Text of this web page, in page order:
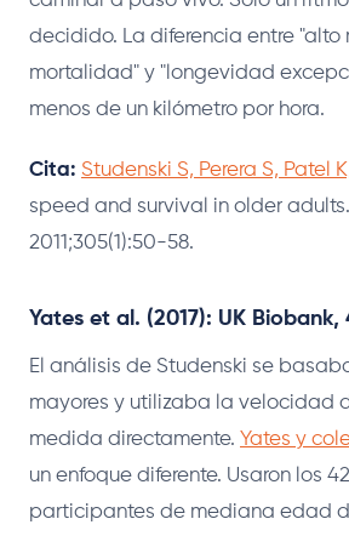
decidido. La diferencia entre "alto
mortalidad" y "longevidad
menos de un kilómetro por hora.
Cita: Studenski S, Perera S, Patel
speed and survival in older adults.
2011;305(1):50-58.
Yates et al. (2017): UK Biobank,
El análisis de Studenski se
mayores y utilizaba la velocidad
medida directamente. Yates y
un enfoque diferente. Usaron los
participantes de mediana edad